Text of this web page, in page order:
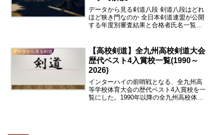
データから見る剣道八段 剣道八段はどれ
ほど狭き門なのか 全日本剣道連盟が公開
する年度別審査結果と合格者氏名一覧を
ました。 「合格率1％未満」という言葉
だけでは見えにくい...
データから見る剣道
【高校剣道】全九州高校剣道大会
歴代ベスト4入賞校一覧(1990～
2026)
インターハイの前哨戦となる、全九州高
等学校体育大会の歴代ベスト4入賞校を一
覧にした。1990年以降の全九州高校体育